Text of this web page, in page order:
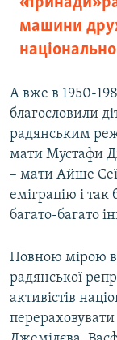
машини
А вже в 1950-
благословили
радянським
мати Мустафи
– мати Айше
еміграцію і так
багато-багато
Повною мірою
радянської
активістів
перераховувати